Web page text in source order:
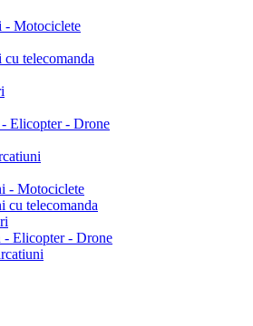
- Motociclete
cu telecomanda
Elicopter - Drone
- Motociclete
cu telecomanda
- Elicopter - Drone